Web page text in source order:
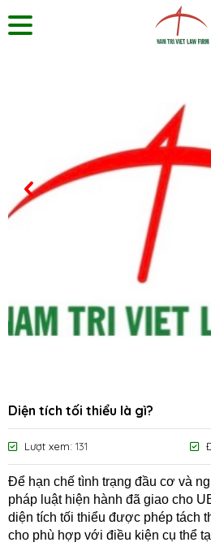
Diện tích tối thiểu là gì?
Lượt xem: 131
Để hạn chế tình trạng đầu cơ và
pháp luật hiện hành đã giao cho
diện tích tối thiểu được phép tách
cho phù hợp với điều kiện cụ thể